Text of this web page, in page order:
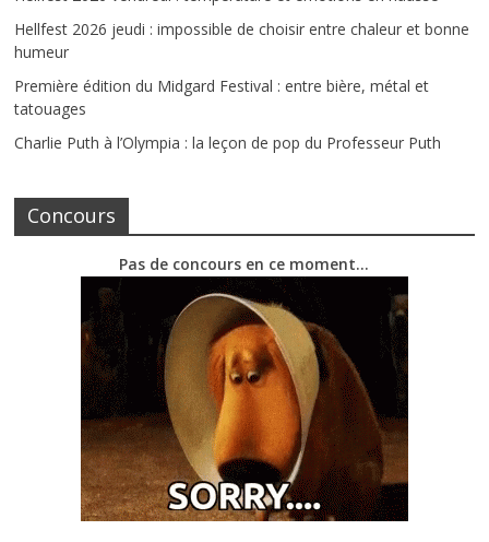
Hellfest 2026 jeudi : impossible de choisir entre chaleur et bonne
humeur
Première édition du Midgard Festival : entre bière, métal et
tatouages
Charlie Puth à l’Olympia : la leçon de pop du Professeur Puth
Concours
Pas de concours en ce moment…